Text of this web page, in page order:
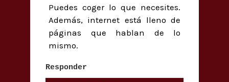
Puedes coger lo que necesites.
Además, internet está lleno de
páginas que hablan de lo
mismo.
Responder